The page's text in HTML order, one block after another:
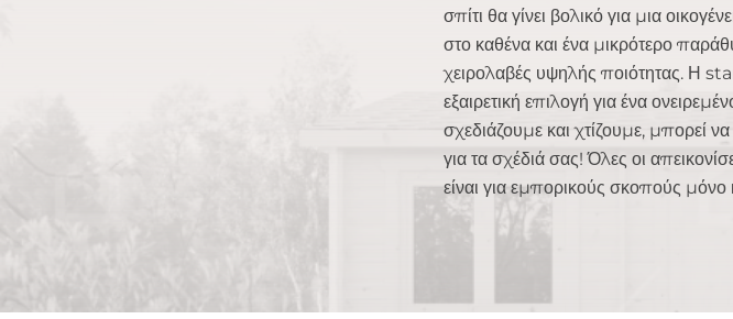
σπίτι θα γίνει βολικό για μια
στο καθένα και ένα μικρότερο
χειρολαβές υψηλής ποιότητας. Η
εξαιρετική επιλογή για ένα
σχεδιάζουμε και χτίζουμε, μπορεί
για τα σχέδιά σας! Όλες οι
είναι για εμπορικούς σκοπούς